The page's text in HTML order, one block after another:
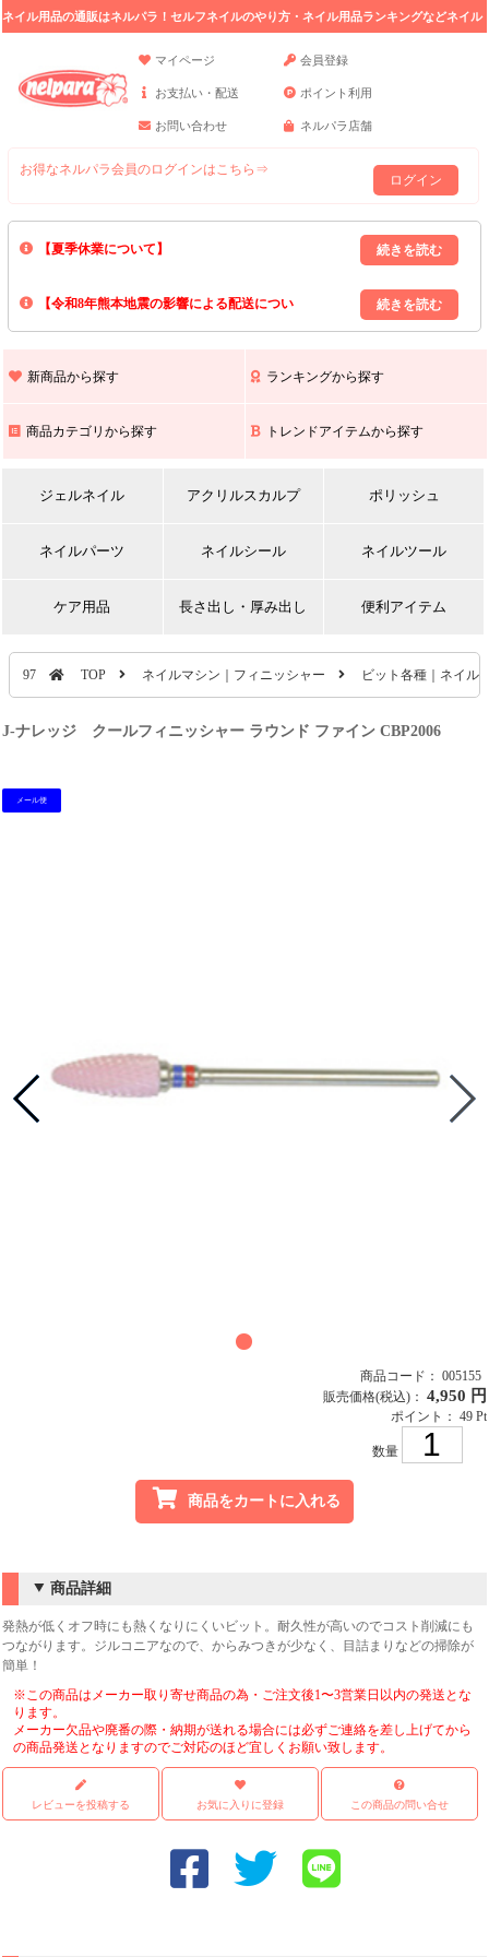
ネイル用品の通販はネルパラ！セルフネイルのやり方・ネイル用品ランキングなどネイル
マイページ
会員登録
お支払い・配送 ポイント利用
お問い合わせ ネルパラ店舗
お得なネルパラ会員のログインはこちら⇒
ログイン
【夏季休業について】
8/13(木)～8/16(日)の間｢出荷業務・お問い合わせ業務｣はお休みいたしま
上記期間中のご注文・お問い合わせは8/17(月)以降の対応となりますので
【令和8年熊本地震の影響による配送につい
また､ 九州全域でお荷物のお届けに遅延が生じております｡
新商品から探す ランキングから探す
商品カテゴリから探す トレンドアイテムから探す
ジェルネイル アクリルスカルプ ポリッシュ
ネイルパーツ ネイルシール ネイルツール
ケア用品 長さ出し・厚み出し 便利アイテム
97 TOP ネイルマシン｜フィニッシャー ビット各種｜ネイル
J-ナレッジ クールフィニッシャー ラウンド ファイン CBP2006
メール便
商品コード： 005155
販売価格(税込)： 4,950 円
ポイント： 49 Pt
数量
商品をカートに入れる
商品詳細
発熱が低くオフ時にも熱くなりにくいビット。耐久性が高いのでコスト削減にも
つながります。ジルコニアなので、からみつきが少なく、目詰まりなどの掃除が
簡単！
※この商品はメーカー取り寄せ商品の為・ご注文後1〜3営業日以内の発送とな
ります。
メーカー欠品や廃番の際・納期が送れる場合には必ずご連絡を差し上げてから
の商品発送となりますのでご対応のほど宜しくお願い致します。
レビューを投稿する お気に入りに登録 この商品の問い合せ